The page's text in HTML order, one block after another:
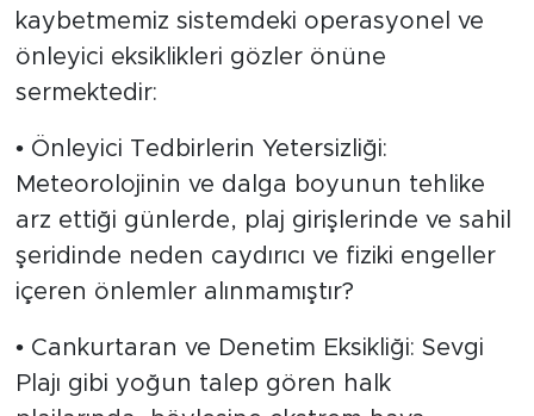
kaybetmemiz sistemdeki operasyonel ve
önleyici eksiklikleri gözler önüne
sermektedir:
• Önleyici Tedbirlerin Yetersizliği:
Meteorolojinin ve dalga boyunun tehlike
arz ettiği günlerde, plaj girişlerinde ve sahil
şeridinde neden caydırıcı ve fiziki engeller
içeren önlemler alınmamıştır?
• Cankurtaran ve Denetim Eksikliği: Sevgi
Plajı gibi yoğun talep gören halk